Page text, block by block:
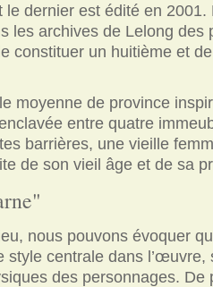
le dernier est édité en 2001.
les archives de Lelong des
constituer un huitième et
moyenne de province
entre quatre
barrières, une vieille
de son vieil âge et de sa
nous pouvons évoquer
style centrale dans l’œuvre,
des personnages. De